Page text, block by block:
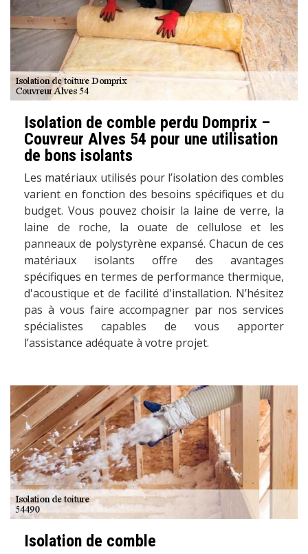
Isolation de comble perdu Domprix –
Couvreur Alves 54 pour une utilisation
de bons isolants
Les matériaux utilisés pour l’isolation des combles
varient en fonction des besoins spécifiques et du
budget. Vous pouvez choisir la laine de verre, la
laine de roche, la ouate de cellulose et les
panneaux de polystyrène expansé. Chacun de ces
matériaux isolants offre des avantages
spécifiques en termes de performance thermique,
d'acoustique et de facilité d'installation. N’hésitez
pas à vous faire accompagner par nos services
spécialistes capables de vous apporter
l’assistance adéquate à votre projet.
Isolation de comble